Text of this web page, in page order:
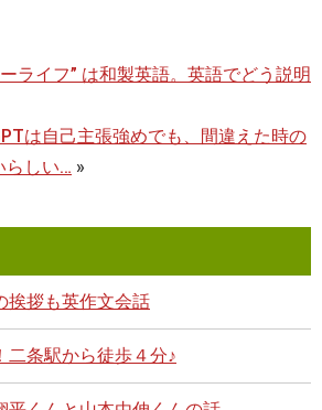
ライフ” は和製英語。英語でどう説明
は自己主張強めでも、間違えた時の
らしい… »
挨拶も英作文会話
二条駅から徒歩４分♪